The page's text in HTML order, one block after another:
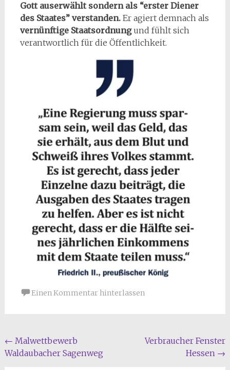
Gott auserwählt sondern als “erster Diener
des Staates” verstanden.Er agiert demnach als
vernünftige Staatsordnungund fühlt sich
verantwortlich für die Öffentlichkeit.
Einen Kommentar hinterlassen
Beitragsnavigation
← Malwettbewerb
Waldaubacher Sagenweg
Verbraucher Fenster
Hessen →